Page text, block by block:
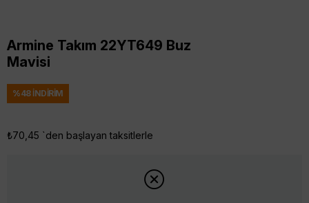
Armine Takım 22YT649 Buz
Mavisi
%48İNDIRIM
₺70,45 `den başlayan taksitlerle